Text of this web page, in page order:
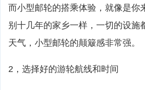
而小型邮轮的搭乘体验，就像是你
别十几年的家乡一样，一切的设
天气，小型邮轮的颠簸感非常强。
2，选择好的游轮航线和时间